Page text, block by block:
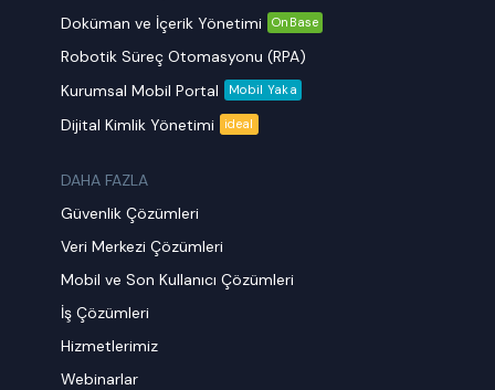
Doküman ve İçerik Yönetimi
OnBase
Robotik Süreç Otomasyonu (RPA)
Kurumsal Mobil Portal
Mobil Yaka
Dijital Kimlik Yönetimi ideal
DAHA FAZLA
Güvenlik Çözümleri
Veri Merkezi Çözümleri
Mobil ve Son Kullanıcı Çözümleri
İş Çözümleri
Hizmetlerimiz
Webinarlar